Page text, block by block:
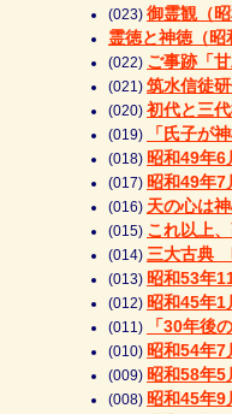
(023) 御霊観（
霊徳と神徳（昭
(022) ご事跡「
(021) 筑水信徒
(020) 初代と三
(019) 「氏子が
(018) 昭和49年6
(017) 昭和49年7
(016) 天の心は
(015) これ以上
(014) 三大古典
(013) 昭和53年
(012) 昭和45年1
(011) 「30年後
(010) 昭和54年7
(009) 昭和58年5
(008) 昭和45年9